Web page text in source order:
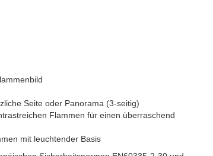
Seite oder Panorama (3-seitig)
Flammen für einen überraschend
mit leuchtender Basis